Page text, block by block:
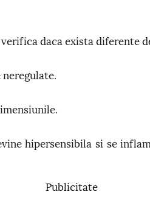
daca exista diferente
hipersensibila si se
Publicitate